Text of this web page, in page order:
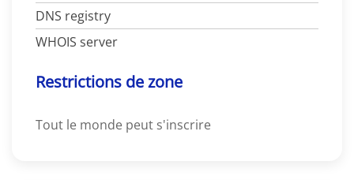
DNS registry
WHOIS server
Restrictions de zone
Tout le monde peut s'inscrire